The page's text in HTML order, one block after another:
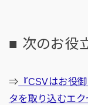
■ 次のお役
⇒ 『CSVはお役
タを取り込むエク